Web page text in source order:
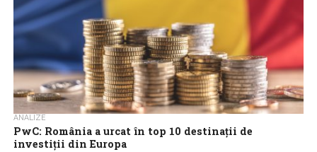
ANALIZE
PwC: România a urcat în top 10 destinaţii de
investiții din Europa